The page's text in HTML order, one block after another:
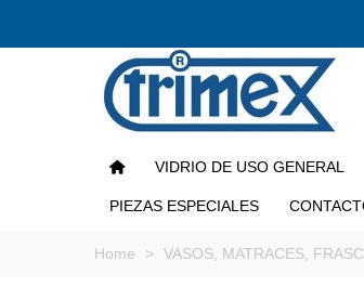
VIDRIO DE USO GENERAL
PIEZAS ESPECIALES
Home > VASOS, MATRACES,